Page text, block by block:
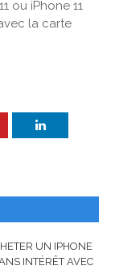
ou iPhone 11
la carte
UN IPHONE
INTÉRÊT AVEC